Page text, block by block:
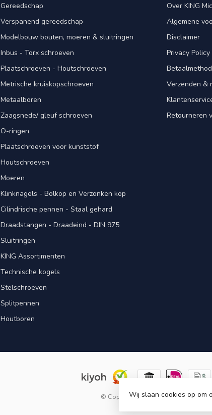
Gereedschap
Verspanend gereedschap
Modelbouw bouten, moeren & sluitringen
Inbus - Torx schroeven
Plaatschroeven - Houtschroeven
Metrische kruiskopschroeven
Metaalboren
Zaagsnede/ gleuf schroeven
O-ringen
Plaatschroeven voor kunststof
Houtschroeven
Moeren
Klinknagels - Bolkop en Verzonken kop
Cilindrische pennen - Staal gehard
Draadstangen - Draadeind - DIN 975
Sluitringen
KING Assortimenten
Technische kogels
Stelschroeven
Splitpennen
Houtboren
Over KING
Algemene
Disclaimer
Privacy Policy
Verzenden &
Retourneren
© Copyright 2026 KING
Wij slaan cookies op om